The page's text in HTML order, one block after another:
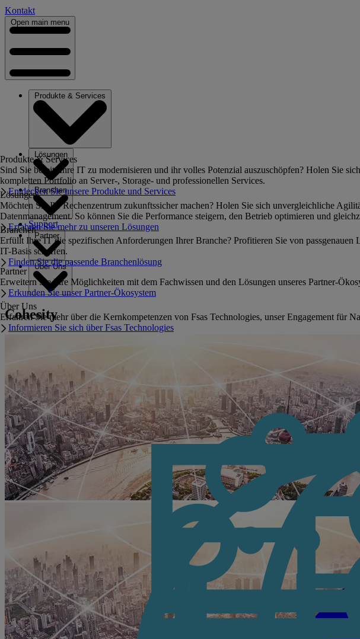
Kontakt
Open main menu
Produkte & Services
Lösungen
Branchen
Support
Partner
Über Uns
Produkte & Services
Sind Sie bereit, Ihre IT zu modernisieren und ihr volles Potenzial auszuschöpfen? Holen Sie
kompletten Portfolio an Server-, Storage- und professionellen Services.
Entdecken Sie unsere Produkte und Services
Lösungen
Möchten Sie Ihr Rechenzentrum zukunftssicher machen? Holen Sie sich unvergleichliche
Datenmanagement. So können Sie die Performance steigern, den Betrieb optimieren und
Erfahren Sie mehr zu unseren Lösungen
Branchen
Erfüllt Ihre IT die spezifischen Anforderungen Ihrer Branche? Profitieren Sie von
IT-Basis schaffen.
Finden Sie die passende Branchenlösung
Partner
Erweitern Sie Ihre Möglichkeiten mit dem Fachwissen und den Lösungen unseres Partner-
Erkunden Sie unser Partner-Ökosystem
Über Uns
Erfahren Sie mehr über die Kernkompetenzen von Fsas Technologies, unser Engagement für
Informieren Sie sich über Fsas Technologies
Cohesity